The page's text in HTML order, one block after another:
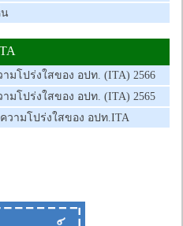
น
มโปร่งใสของ อปท. (ITA) 2566
มโปร่งใสของ อปท. (ITA) 2565
ามโปร่งใสของ อปท.ITA